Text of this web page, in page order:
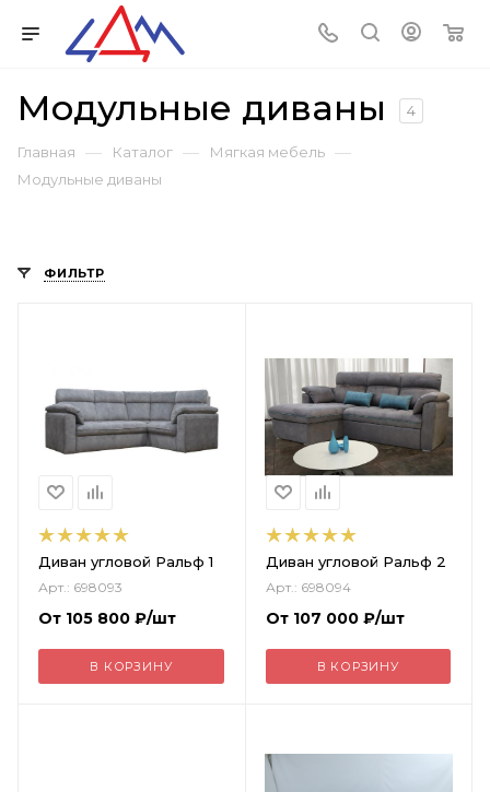
Модульные диваны 4
Главная — Каталог — Мягкая мебель —
Модульные диваны
ФИЛЬТР
Диван угловой Ральф 1
Арт.: 698093
От 105 800 ₽/шт
В КОРЗИНУ
Диван угловой Ральф 2
Арт.: 698094
От 107 000₽/шт
В КОРЗИНУ